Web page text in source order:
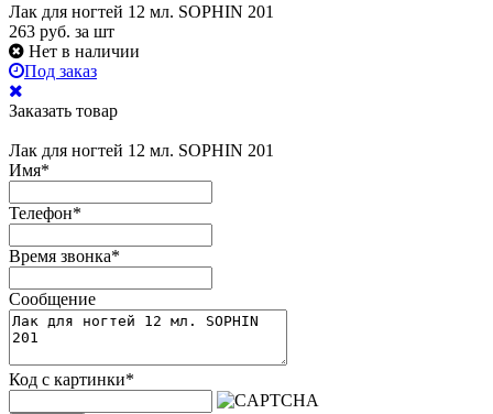
Лак для ногтей 12 мл. SOPHIN 201
263 руб. за шт
Нет в наличии
Под заказ
Заказать товар
Лак для ногтей 12 мл. SOPHIN 201
Имя*
Телефон*
Время звонка*
Сообщение
Код с картинки*